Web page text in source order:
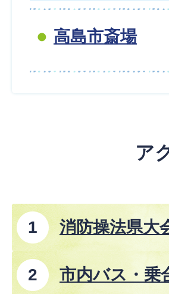
高島市斎場
ア
消防操法県大
市内バス・乗